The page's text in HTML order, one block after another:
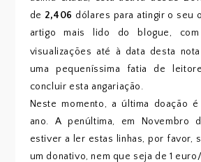
de 2,406 dólares para atingir o seu
artigo mais lido do blogue,
visualizações até à data desta nota
uma pequeníssima fatia de
concluir esta angariação.
Neste momento, a última doação
ano. A penúltima, em Novembro
estiver a ler estas linhas, por favor,
um donativo, nem que seja de 1